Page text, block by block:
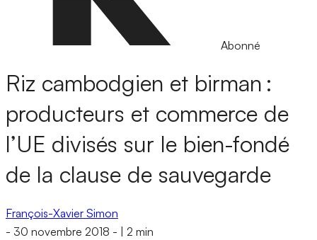
Abonné
Riz cambodgien et birman :
producteurs et commerce de
l’UE divisés sur le bien-fondé
de la clause de sauvegarde
François-Xavier Simon
- 30 novembre 2018 - 2 min